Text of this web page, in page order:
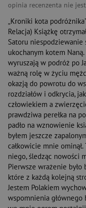
opinia recenzenta nie
„Kroniki kota
Relacja) Książkę
Satoru niespodziewanie
ukochanym kotem
wyruszają w podróż po
ważną rolę w życiu
okazją do powrotu do
rozdziałów i odkrycia,
człowiekiem a
prawdziwa perełka na
padło na wznowienie
byłem jeszcze
całkowicie mnie
niego, śledząc nowości
Pierwsze wrażenie
które z każdą kolejną
Jestem Polakiem
wspomnienia głównego